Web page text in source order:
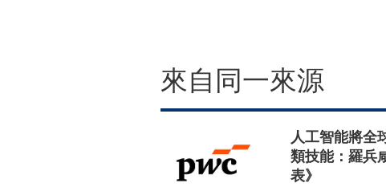
來自同一來源
人工智能將全
類技能：羅兵
表》